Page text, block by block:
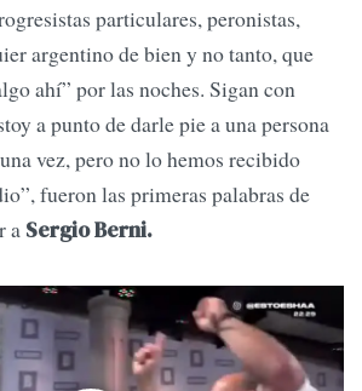
particulares, peronistas,
argentino de bien y no tanto, que
ahí” por las noches. Sigan con
a punto de darle pie a una persona
vez, pero no lo hemos recibido
fueron las primeras palabras de
a Sergio Berni.